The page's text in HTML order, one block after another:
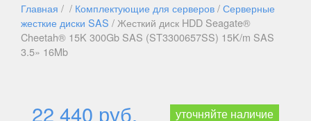
Главная / / Комплектующие для серверов/Серверные
жесткие диски SAS / Жесткий диск HDD Seagate®
Cheetah® 15K 300Gb SAS (ST3300657SS) 15K/m SAS
3.5» 16Mb
22 440 руб. уточняйте наличие